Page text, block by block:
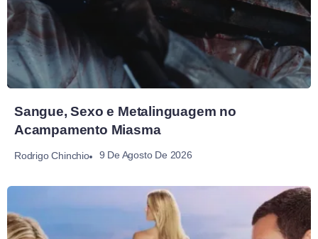
Sangue, Sexo e Metalinguagem no
Acampamento Miasma
Rodrigo Chinchio 9 De Agosto De 2026